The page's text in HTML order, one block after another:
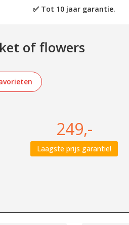
✅ Tot 10 jaar garantie.
of flowers
249,-
Laagste prijs garantie!